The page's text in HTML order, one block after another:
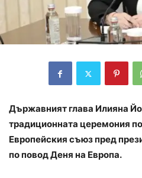
Държавният глава Илияна
традиционната церемония
Европейския съюз пред
по повод Деня на Европа.